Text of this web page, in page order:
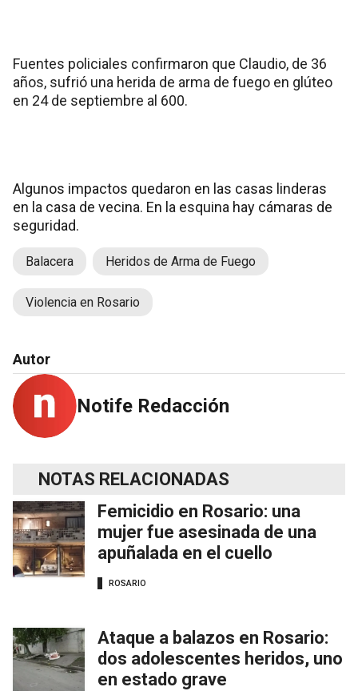
Fuentes policiales confirmaron que Claudio, de 36
años, sufrió una herida de arma de fuego en glúteo
en 24 de septiembre al 600.
Algunos impactos quedaron en las casas linderas
en la casa de vecina. En la esquina hay cámaras de
seguridad.
Balacera Heridos de Arma de Fuego
Violencia en Rosario
Autor
Notife Redacción
NOTAS RELACIONADAS
Femicidio en Rosario: una
mujer fue asesinada de una
apuñalada en el cuello
ROSARIO
Ataque a balazos en Rosario:
dos adolescentes heridos, uno
en estado grave